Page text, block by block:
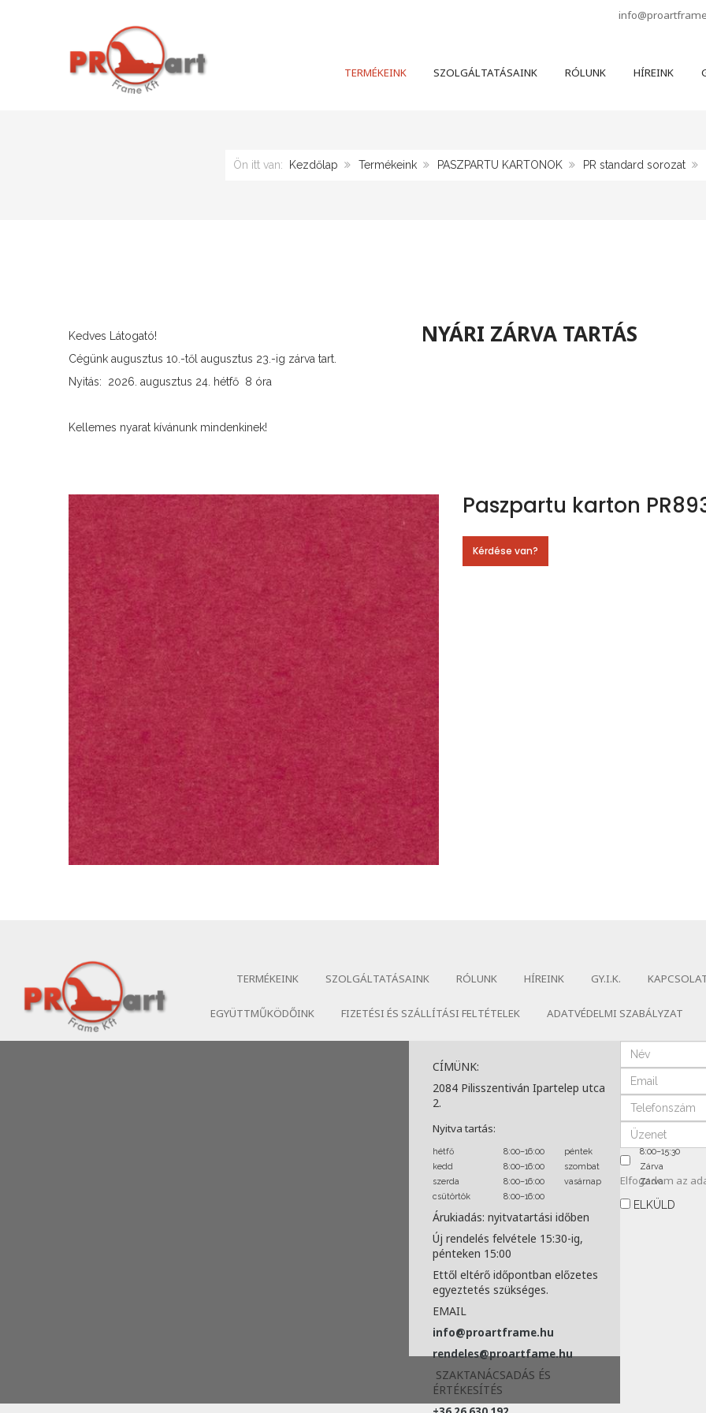
TERMÉKEINK SZOLGÁLTATÁSAINK RÓLUNK HÍREINK
Ön itt van: Kezdőlap Termékeink PASZPARTU KARTONOK PR standard sorozat
NYÁRI ZÁRVA TARTÁS
Kedves Látogató!
Cégünk augusztus 10.-től augusztus 23.-ig zárva tart.
Nyitás: 2026. augusztus 24. hétfő 8 óra
Kellemes nyarat kívánunk mindenkinek!
Paszpartu karton
Kérdése van?
TERMÉKEINK SZOLGÁLTATÁSAINK RÓLUNK HÍREINK GY.I.K.
EGYÜTTMŰKÖDŐINK FIZETÉSI ÉS SZÁLLÍTÁSI FELTÉTELEK ADATVÉDELMI SZABÁLYZAT
CÍMÜNK:
2084 Pilisszentiván Ipartelep utca
2.
Nyitva tartás:
hétfő 8:00–16:00 péntek
8:00–15:30
kedd
8:00–16:00 szombat
Zárva
szerda
8:00–16:00 vasárnap
Zárva
csütörtök
8:00–16:00
Árukiadás: nyitvatartási időben
Új rendelés felvétele 15:30-ig,
pénteken 15:00
Ettől eltérő időpontban előzetes
egyeztetés szükséges.
EMAIL
info@proartframe.hu
rendeles@proartfame.hu
SZAKTANÁCSADÁS ÉS
ÉRTÉKESÍTÉS
Elfogadom az
ELKÜLD